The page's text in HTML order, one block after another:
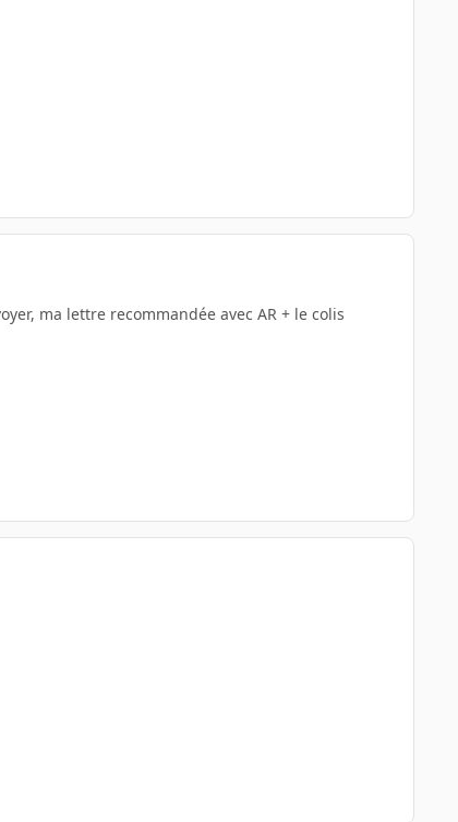
ma lettre recommandée avec AR + le colis